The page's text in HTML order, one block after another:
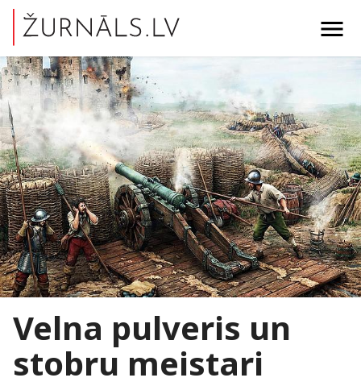
menu
Velna pulveris un
stobru meistari